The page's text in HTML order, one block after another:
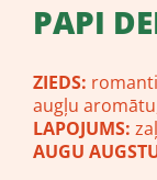
PAPI
ZIEDS:
augļu
LAPOJUMS:
AUGU